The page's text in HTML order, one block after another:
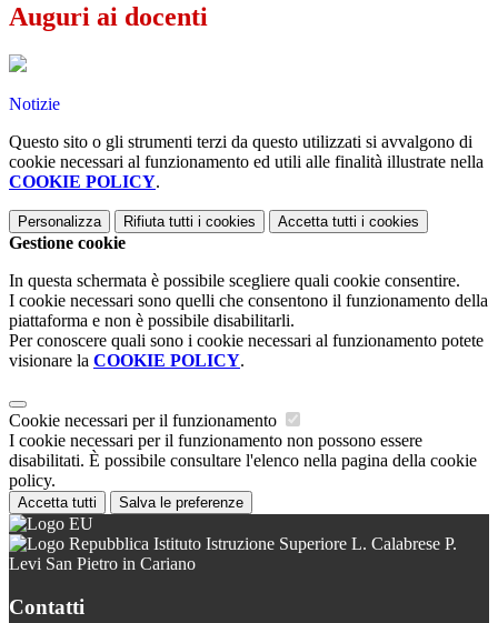
Auguri ai docenti
Notizie
Questo sito o gli strumenti terzi da questo utilizzati si avvalgono di
cookie necessari al funzionamento ed utili alle finalità illustrate nella
COOKIE POLICY.
Personalizza Rifiuta tutti i cookies Accetta tutti i cookies
Gestione cookie
In questa schermata è possibile scegliere quali cookie consentire.
I cookie necessari sono quelli che consentono il funzionamento della
piattaforma e non è possibile disabilitarli.
Per conoscere quali sono i cookie necessari al funzionamento potete
visionare la COOKIE POLICY.
Cookie necessari per il funzionamento
I cookie necessari per il funzionamento non possono essere
disabilitati. È possibile consultare l'elenco nella pagina della cookie
policy.
Accetta tutti Salva le preferenze
Istituto Istruzione Superiore L. Calabrese P.
Levi San Pietro in Cariano
Contatti